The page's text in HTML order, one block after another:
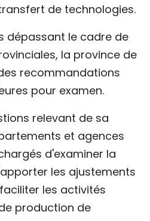
de technologies.
dépassant le cadre de
la province de
recommandations
pour examen.
relevant de sa
et agences
d'examiner la
les ajustements
les activités
production de